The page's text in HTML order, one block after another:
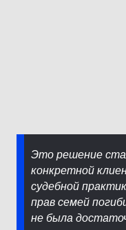
Это решение
конкретной
судебной
прав семей
не была